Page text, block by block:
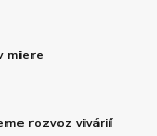
miere
rozvoz vivárií